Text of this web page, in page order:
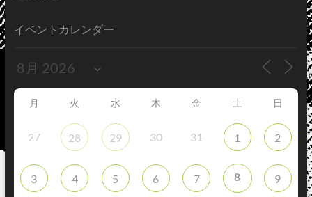
イベントカレンダー
月 火 水 木 金 土 日
27 28 29 30 31 1 2
3 4 5 6 7 8 9